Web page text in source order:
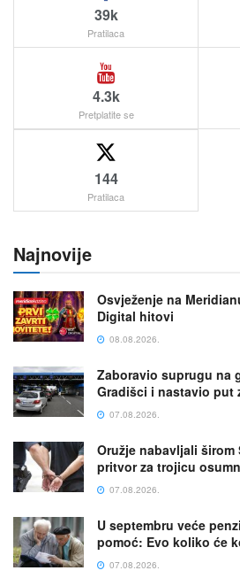
39k
Pratilaca
4.3k
Pretplatite se
144
Pratilaca
Najnovije
Osvježenje na
Digital hitovi
08.08.2026.
Zaboravio suprugu na
Gradišci i nastavio put
07.08.2026.
Oružje nabavljali širom
pritvor za trojicu
07.08.2026.
U septembru veće
pomoć: Evo koliko će
07.08.2026.